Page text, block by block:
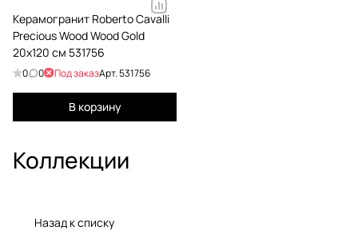
Керамогранит Roberto Cavalli
Precious Wood Wood Gold
20x120 см 531756
0 0 Под заказАрт.531756
В корзину
Коллекции
r
i
Назад к списку